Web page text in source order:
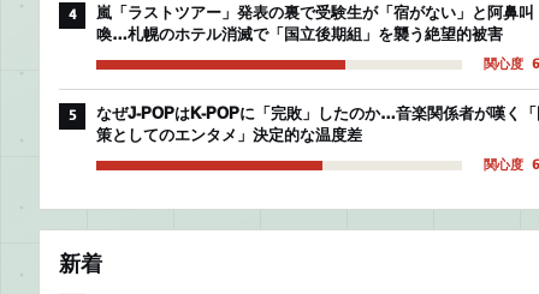
4
嵐「ラストツアー」発表の裏で受験生が「宿がない」と阿鼻叫
喚…札幌のホテル消滅で「国立後期組」を襲う絶望的被害
関心度
5
なぜJ-POPはK-POPに「完敗」したのか…音楽関係者が嘆く
策としてのエンタメ」決定的な温度差
関心度
新着